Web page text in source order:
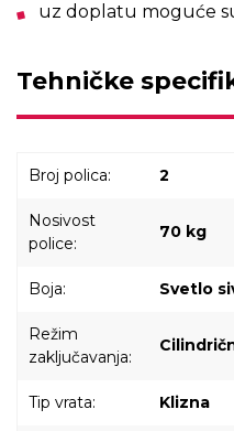
uz doplatu moguće
Tehničke
Broj polica: 2
Nosivost
police:
70 kg
Boja: Svetlo
Režim
zaključavanja:
Tip vrata: Klizna